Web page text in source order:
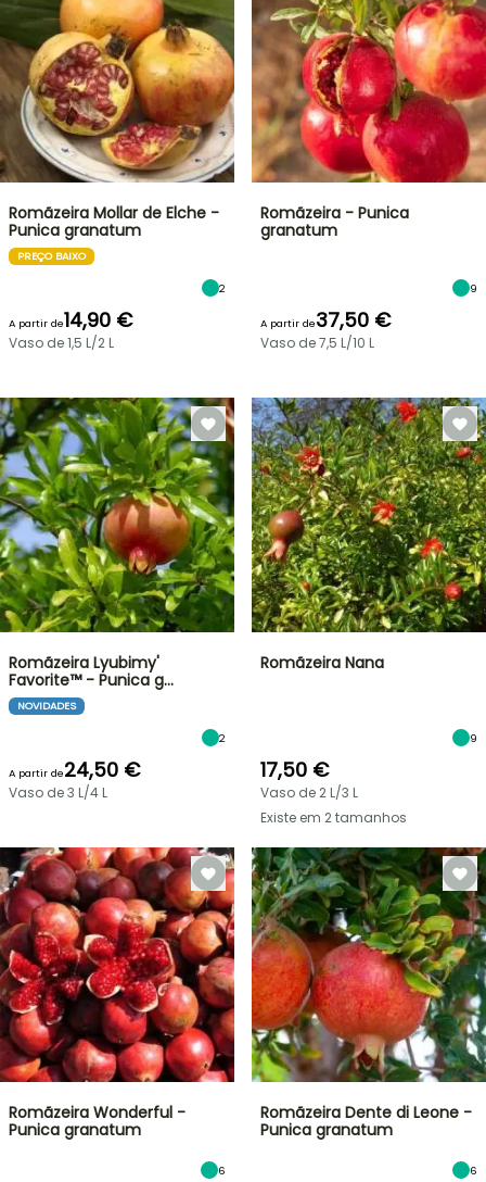
Romãzeira Mollar de Elche -
Punica granatum
PREÇO BAIXO
2
A partir de14,90 €
Vaso de 1,5 L/2 L
Romãzeira - Punica
granatum
9
A partir de37,50 €
Vaso de 7,5 L/10 L
Romãzeira Lyubimy'
Favorite™ - Punica g…
NOVIDADES
2
A partir de24,50 €
Vaso de 3 L/4 L
Romãzeira Nana
9
17,50 €
Vaso de 2 L/3 L
Existe em 2 tamanhos
Romãzeira Wonderful -
Punica granatum
6
Romãzeira Dente di Leone -
Punica granatum
6